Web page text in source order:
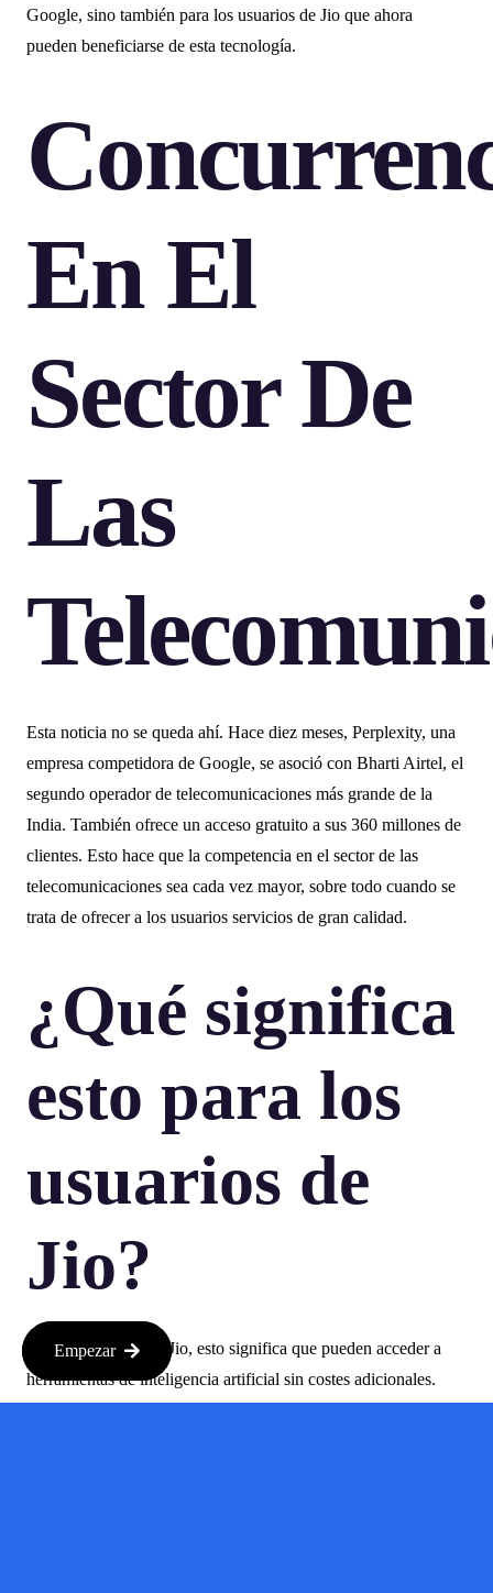
Google, sino también para los usuarios de Jio que ahora
pueden beneficiarse de esta tecnología.
En El
Sector De
Las
Esta noticia no se queda ahí. Hace diez meses, Perplexity, una
empresa competidora de Google, se asoció con Bharti Airtel, el
segundo operador de telecomunicaciones más grande de la
India. También ofrece un acceso gratuito a sus 360 millones de
clientes. Esto hace que la competencia en el sector de las
telecomunicaciones sea cada vez mayor, sobre todo cuando se
trata de ofrecer a los usuarios servicios de gran calidad.
¿Qué significa
esto para los
usuarios de
Jio?
Para los usuarios de Jio, esto significa que pueden acceder a
herramientas de inteligencia artificial sin costes adicionales.
Empezar